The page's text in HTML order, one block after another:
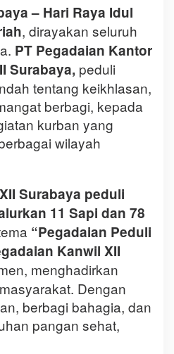
– Hari Raya Idul
, dirayakan seluruh
PT Pegadaian Kantor
Surabaya, peduli
tentang keikhlasan,
berbagi, kepada
kurban yang
wilayah
Surabaya peduli
11 Sapi dan 78
“Pegadaian Peduli
Kanwil XII
menghadirkan
Dengan
berbagi bahagia, dan
pangan sehat,